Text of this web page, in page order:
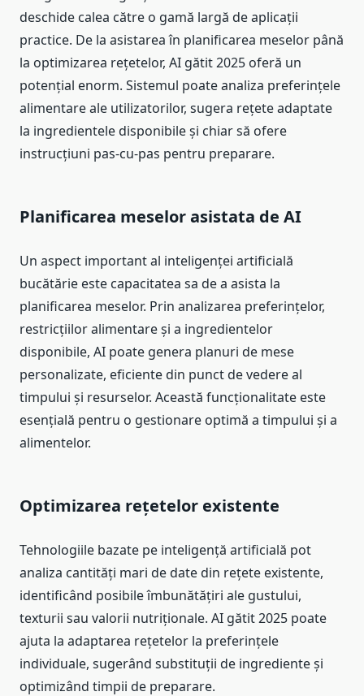
deschide calea către o gamă largă de aplicații
practice. De la asistarea în planificarea meselor până
la optimizarea rețetelor, AI gătit 2025 oferă un
potențial enorm. Sistemul poate analiza preferințele
alimentare ale utilizatorilor, sugera rețete adaptate
la ingredientele disponibile și chiar să ofere
instrucțiuni pas-cu-pas pentru preparare.
Planificarea meselor asistata de AI
Un aspect important al inteligenței artificială
bucătărie este capacitatea sa de a asista la
planificarea meselor. Prin analizarea preferințelor,
restricțiilor alimentare și a ingredientelor
disponibile, AI poate genera planuri de mese
personalizate, eficiente din punct de vedere al
timpului și resurselor. Această funcționalitate este
esențială pentru o gestionare optimă a timpului și a
alimentelor.
Optimizarea rețetelor existente
Tehnologiile bazate pe inteligență artificială pot
analiza cantități mari de date din rețete existente,
identificând posibile îmbunătățiri ale gustului,
texturii sau valorii nutriționale. AI gătit 2025 poate
ajuta la adaptarea rețetelor la preferințele
individuale, sugerând substituții de ingrediente și
optimizând timpii de preparare.